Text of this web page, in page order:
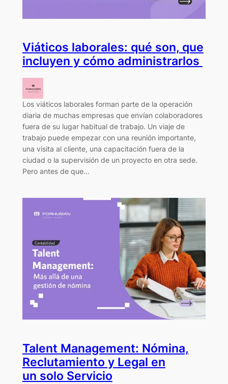
Viáticos laborales: qué son, que
incluyen y cómo administrarlos
Los viáticos laborales forman parte de la operación
diaria de muchas empresas que envían colaboradores
fuera de su lugar habitual de trabajo. Un viaje de
trabajo puede empezar con una reunión importante,
una visita al cliente, una capacitación fuera de la
ciudad o la supervisión de un proyecto en otra sede.
Pero antes de que…
Talent Management: Nómina,
Reclutamiento y Legal en
un solo Servicio